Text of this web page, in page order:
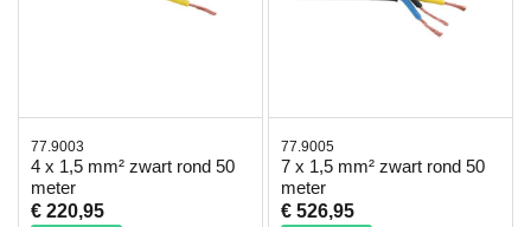
77.9003
4 x 1,5 mm² zwart rond 50
meter
€ 220,95
77.9005
7 x 1,5 mm² zwart rond 50
meter
€ 526,95